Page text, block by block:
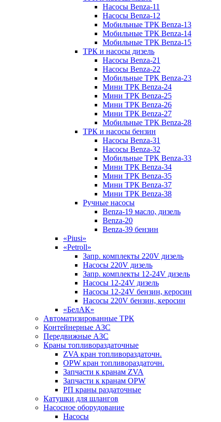
Насосы Benza-11
Насосы Benza-12
Мобильные ТРК Benza-13
Мобильные ТРК Benza-14
Мобильные ТРК Benza-15
ТРК и насосы дизель
Насосы Benza-21
Насосы Benza-22
Мобильные ТРК Benza-23
Мини ТРК Benza-24
Мини ТРК Benza-25
Мини ТРК Benza-26
Мини ТРК Benza-27
Мобильные ТРК Benza-28
ТРК и насосы бензин
Насосы Benza-31
Насосы Benza-32
Мобильные ТРК Benza-33
Мини ТРК Benza-34
Мини ТРК Benza-35
Мини ТРК Benza-37
Мини ТРК Benza-38
Ручные насосы
Benza-19 масло, дизель
Benza-20
Benza-39 бензин
«Piusi»
«Petroll»
Запр. комплекты 220V дизель
Насосы 220V дизель
Запр. комплекты 12-24V дизель
Насосы 12-24V дизель
Насосы 12-24V бензин, керосин
Насосы 220V бензин, керосин
«БелАК»
Автоматизированные ТРК
Контейнерные АЗС
Передвижные АЗС
Краны топливораздаточные
ZVA кран топливораздаточн.
OPW кран топливораздаточн.
Запчасти к кранам ZVA
Запчасти к кранам OPW
РП краны раздаточные
Катушки для шлангов
Насосное оборудование
Насосы